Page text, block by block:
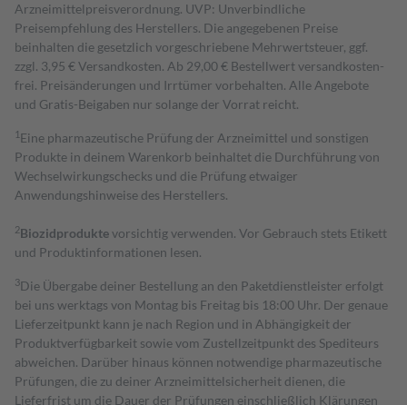
Arzneimittelpreisverordnung. UVP: Unverbindliche
Preisempfehlung des Herstellers. Die angegebenen Preise
beinhalten die gesetzlich vorgeschriebene Mehrwertsteuer, ggf.
zzgl. 3,95 € Versandkosten. Ab 29,00 € Bestell­wert versand­kosten­
frei. Preisänderungen und Irrtümer vorbehalten. Alle Angebote
und Gratis-Beigaben nur solange der Vorrat reicht.
1 Eine pharmazeutische Prüfung der Arzneimittel und sonstigen
Produkte in deinem Warenkorb beinhaltet die Durchführung von
Wechselwirkungschecks und die Prüfung etwaiger
Anwendungshinweise des Herstellers.
2Biozidproduktevorsichtig verwenden. Vor Gebrauch stets Etikett
und Produktinformationen lesen.
3Die Übergabe deiner Bestellung an den Paketdienstleister erfolgt
bei uns werktags von Montag bis Freitag bis 18:00 Uhr. Der genaue
Lieferzeitpunkt kann je nach Region und in Abhängigkeit der
Produktverfügbarkeit sowie vom Zustellzeitpunkt des Spediteurs
abweichen. Darüber hinaus können notwendige pharmazeutische
Prüfungen, die zu deiner Arzneimittelsicherheit dienen, die
Lieferfrist um die Dauer der Prüfungen einschließlich Klärungen